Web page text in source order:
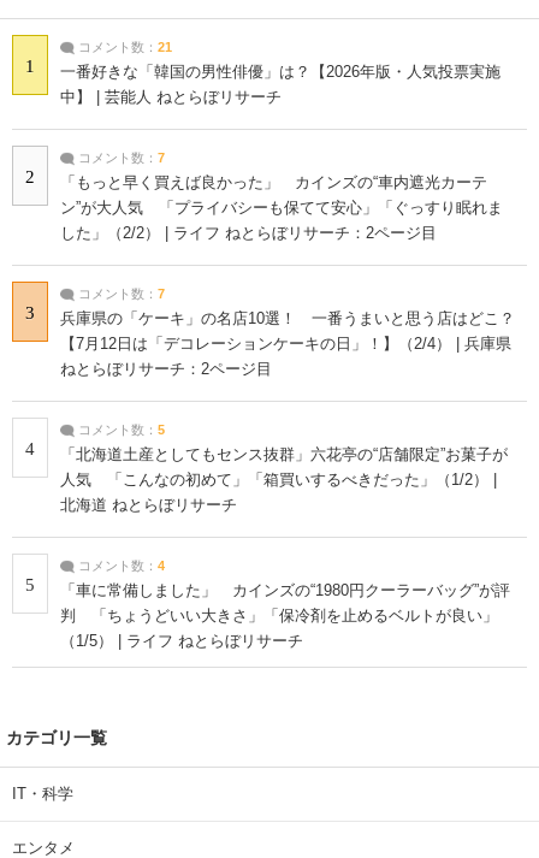
1
コメント数： 21
一番好きな「韓国の男性俳優」は？【2026年版・人気投票実施
中】 | 芸能人 ねとらぼリサーチ
2
コメント数： 7
「もっと早く買えば良かった」 カインズの“車内遮光カーテ
ン”が大人気 「プライバシーも保てて安心」「ぐっすり眠れま
した」（2/2） | ライフ ねとらぼリサーチ：2ページ目
3
コメント数： 7
兵庫県の「ケーキ」の名店10選！ 一番うまいと思う店はどこ？
【7月12日は「デコレーションケーキの日」！】（2/4） | 兵庫県
ねとらぼリサーチ：2ページ目
4
コメント数： 5
「北海道土産としてもセンス抜群」六花亭の“店舗限定”お菓子が
人気 「こんなの初めて」「箱買いするべきだった」（1/2） |
北海道 ねとらぼリサーチ
5
コメント数： 4
「車に常備しました」 カインズの“1980円クーラーバッグ”が評
判 「ちょうどいい大きさ」「保冷剤を止めるベルトが良い」
（1/5） | ライフ ねとらぼリサーチ
カテゴリ一覧
IT・科学
エンタメ